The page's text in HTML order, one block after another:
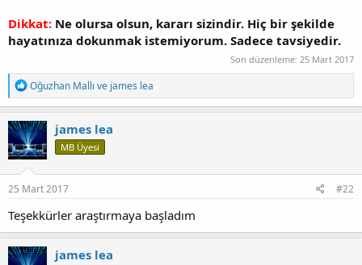
Dikkat: Ne olursa olsun, kararı sizindir. Hiç bir şekilde
hayatınıza dokunmak istemiyorum. Sadece tavsiyedir.
Son düzenleme: 25 Mart 2017
T
e
p
k
i
l
e
r
:
Oğuzhan Mallı ve james lea
james lea
MB Üyesi
25 Mart 2017 #22
Teşekkürler araştırmaya başladım
james lea